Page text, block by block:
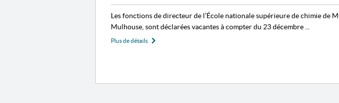
Les fonctions de directeur de l’École nationale supérieure de chimie de
Mulhouse, sont déclarées vacantes à compter du 23 décembre ...
Plus de détails